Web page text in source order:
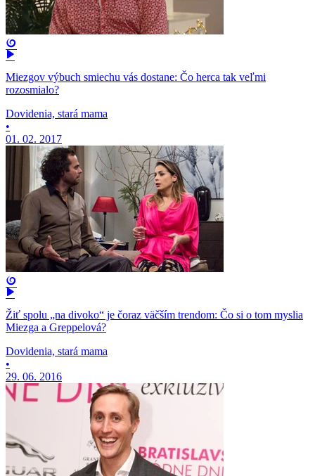
Miezgov výbuch smiechu vás dostane: Čo herca tak veľmi
rozosmialo?
Dovidenia, stará mama
•
01. 02. 2017
Žiť spolu „na divoko“ je čoraz väčším trendom: Čo si o tom myslia
Miezga a Greppelová?
Dovidenia, stará mama
•
29. 06. 2016